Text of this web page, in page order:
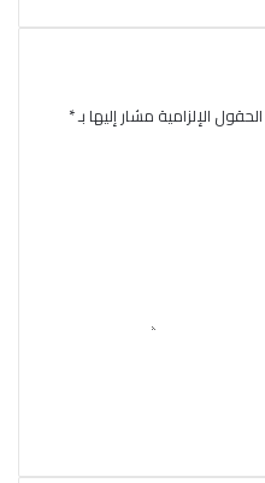
الحقول الإلزامية مشار إليها بـ*